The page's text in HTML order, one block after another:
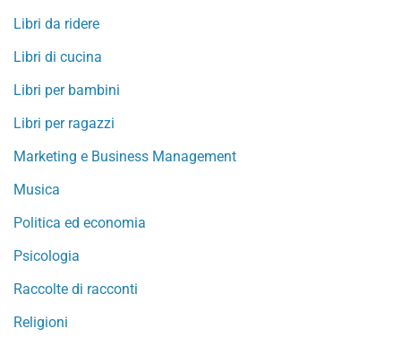
Libri da ridere
Libri di cucina
Libri per bambini
Libri per ragazzi
Marketing e Business Management
Musica
Politica ed economia
Psicologia
Raccolte di racconti
Religioni